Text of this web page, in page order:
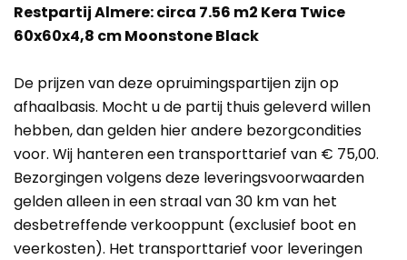
Restpartij Almere: circa 7.56 m2 Kera Twice
60x60x4,8 cm Moonstone Black
De prijzen van deze opruimingspartijen zijn op
afhaalbasis. Mocht u de partij thuis geleverd willen
hebben, dan gelden hier andere bezorgcondities
voor. Wij hanteren een transporttarief van € 75,00.
Bezorgingen volgens deze leveringsvoorwaarden
gelden alleen in een straal van 30 km van het
desbetreffende verkooppunt (exclusief boot en
veerkosten). Het transporttarief voor leveringen